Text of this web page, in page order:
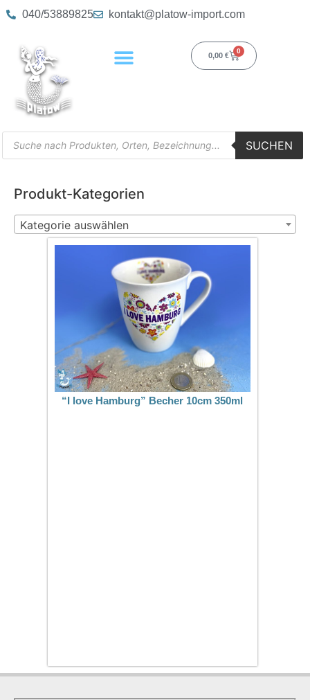
040/53889825 kontakt@platow-import.com
0,00 €
0
SUCHEN
Produkt-Kategorien
Kategorie auswählen
“I love Hamburg” Becher 10cm 350ml